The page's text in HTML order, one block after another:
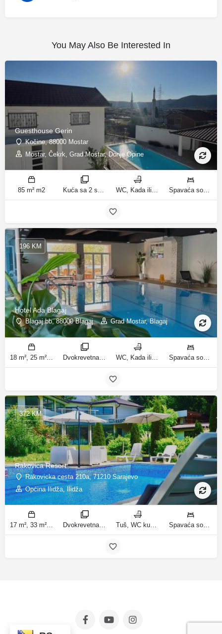
You May Also Be Interested In
Guesthouse Gerin
Kočine, 88000 Mostar
Mostar, Čekrk, Grad Mostar, Donje Opine
85 m² m2 Kuća sa 2 spavaće sobe sobe WC, Kada ili tuš kupatila Spavaća soba 1: 1 francuski bračni krevet | Spavaća soba 2: 3 kreveta za jednu osobu | Dnevni boravak: 1 kauč na razvlačenje ležaja
Hotel Ada Blagaj
Blagaj bb, 88000 Blagaj Grad Mostar, Blagaj
196 KM
18 m², 25 m², 100 m², 15 m² m2 Dvokrevetna soba, Trokrevetna soba, Trosoban stan, Jednokrevetna soba sobe WC, Kada ili tuš kupatila Spavaća soba 1: 2 kreveta za jednu osobu | Dnevni boravak: 1 kauč na razvlačenje ležaja
Rakovica Resort
Rakovicka cesta 210a, 71210 Sarajevo
Općina Ilidža, Ilidža
372 KM
17 m², 33 m², 40 m², 50 m², 70 m², 80 m², 130 m² m2 Dvokrevetna soba, Jednosoban stan, Dvosoban stan, Comfort jednosobni apartman, Kuća sa 1 spavaćom sobom, Premium jednosobni apartman, Trosoban stan, Deluxe trosobni apartman, Superior dvosobni apartman sobe Tuš, WC kupatila Spavaća soba 1: 1 krevet za jednu osobu | Dnevni boravak: 1 kauč na razvlačenje | Spavaća soba 2: 1 bračni krevet | Spavaća soba 1: 2 kreveta za jednu osobu | Spavaća soba 1: 1 bračni krevet | Spavaća soba 2: 2 kreveta za jednu osobu | Spavaća soba 3: 2 kreveta za jednu osobu | Spavaća soba 2: 3 kreveta za jednu osobu | Spavaća soba 3: 3 kreveta za jednu osobu | Dnevni boravak: 2 kauča na razvlačenje ležaja